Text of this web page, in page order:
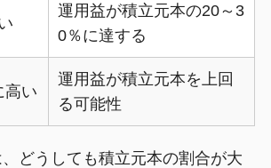
運用益が積立元本の20～3
0％に達する
高い
運用益が積立元本を上回
る可能性
どうしても積立元本の割合が大